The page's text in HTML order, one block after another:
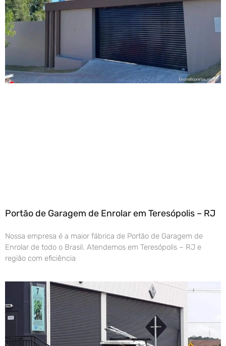
Portão de Garagem de Enrolar em Teresópolis – RJ
Nossa empresa é a maior fábrica de Portão de Garagem de
Enrolar de todo o Brasil. Atendemos em Teresópolis – RJ e
região com eficiência